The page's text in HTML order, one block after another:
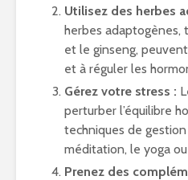
Utilisez des herbes
herbes adaptogènes,
et le ginseng,
et à réguler les
Gérez votre stress :
perturber l’équilibre
techniques de
méditation, le yoga
Prenez des